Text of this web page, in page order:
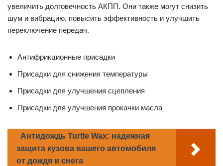
увеличить долговечность АКПП. Они также могут снизить
шум и вибрацию, повысить эффективность и улучшить
переключение передач.
Антифрикционные присадки
Присадки для снижения температуры
Присадки для улучшения сцепления
Присадки для улучшения прокачки масла
Антидождь Turtle Wax: надежная
защита кузова вашего автомобиля
от дождя и снега